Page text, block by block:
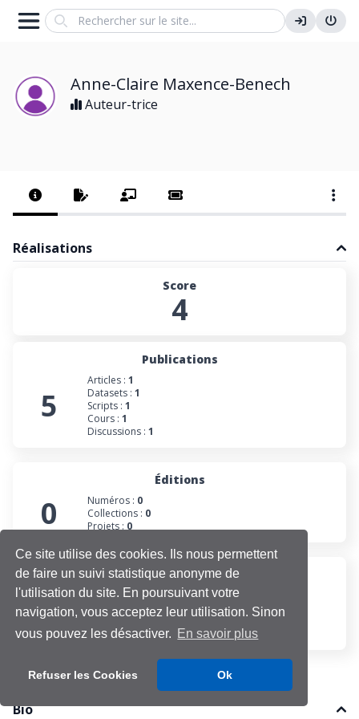
Ce site utilise des cookies. Ils nous permettent
de faire un suivi statistique anonyme de
l'utilisation du site. En poursuivant votre
navigation, vous acceptez leur utilisation. Sinon
vous pouvez les désactiver. En savoir plus
Refuser les Cookies Ok
Search
Anne-Claire Maxence-Benech
Auteur-trice
Réalisations
Score
4
Publications
5
Articles : 1
Datasets : 1
Scripts : 1
Cours : 1
Discussions : 1
Éditions
0 Numéros : 0
Collections : 0
Projets : 0
Participations
1 Évaluations :0
Projets :1
Cours :0
Discussions :0
Bio